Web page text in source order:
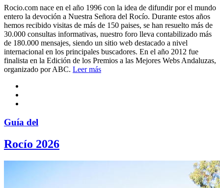
Rocio.com nace en el año 1996 con la idea de difundir por el mundo
entero la devoción a Nuestra Señora del Rocío. Durante estos años
hemos recibido visitas de más de 150 paises, se han resuelto más de
30.000 consultas informativas, nuestro foro lleva contabilizado más
de 180.000 mensajes, siendo un sitio web destacado a nivel
internacional en los principales buscadores. En el año 2012 fue
finalista en la Edición de los Premios a las Mejores Webs Andaluzas,
organizado por ABC. Leer más
Guía del
Rocío 2026